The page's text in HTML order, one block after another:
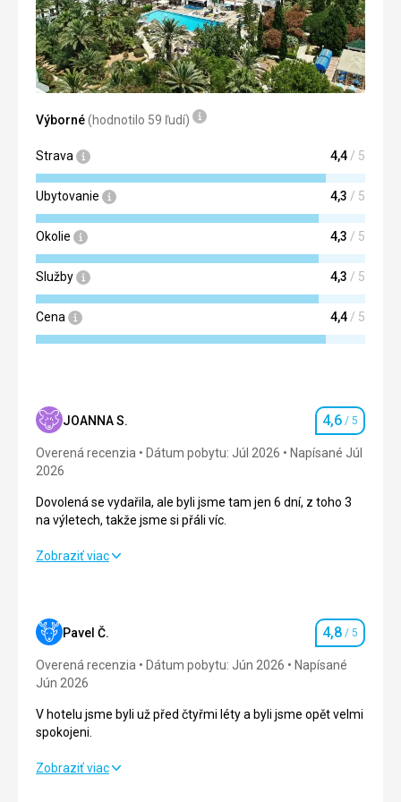
23 hodin.
Táto recenzia bola preložená automaticky pomocou
Google Translate
Ubytovanie
Pokoje jsou velké, čisté, denně uklízené, s velkými balkony.
Táto recenzia bola preložená automaticky pomocou
Google Translate
Výborné(hodnotilo 59 ľudí)
Strava 4,4 / 5
Ubytovanie 4,3 / 5
Okolie 4,3 / 5
Služby 4,3 / 5
Cena 4,4 / 5
JOANNA S. Hodnotenie
4,6 / 5
Overená recenzia Dátum pobytu: Júl 2026
Napísané Júl
2026
Dovolená se vydařila, ale byli jsme tam jen 6 dní, z toho 3
na výletech, takže jsme si přáli víc.
Dovolená se vydařila, ale byli jsme tam jen 6 dní, z toho 3
Ubytovanie 5,0/ 5
Okolie
Služby 4,0/ 5
Zobraziť viac
Pavel Č. Hodnotenie
4,8 / 5
Overená recenzia Dátum pobytu: Jún 2026
Napísané
Jún 2026
V hotelu jsme byli už před čtyřmi léty a byli jsme opět velmi
spokojeni.
V hotelu jsme byli už před čtyřmi léty a byli jsme opět velmi
Zobraziť viac